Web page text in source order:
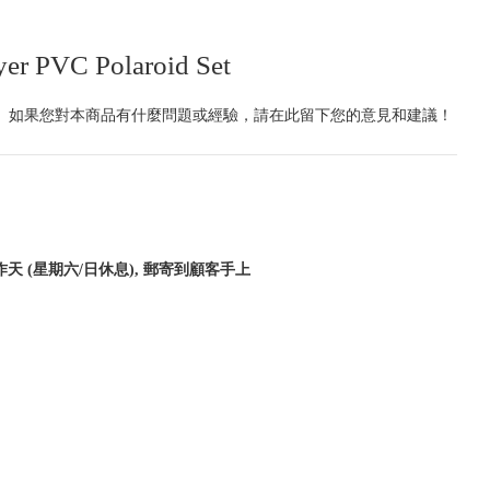
PVC Polaroid Set
如果您對本商品有什麼問題或經驗，請在此留下您的意見和建議！
天 (星期六/日休息), 郵寄到顧客手上